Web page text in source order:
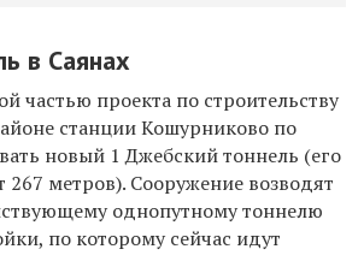
в Саянах
частью проекта по строительству
станции Кошурниково по
новый 1 Джебский тоннель (его
267 метров). Сооружение возводят
однопутному тоннелю
по которому сейчас идут